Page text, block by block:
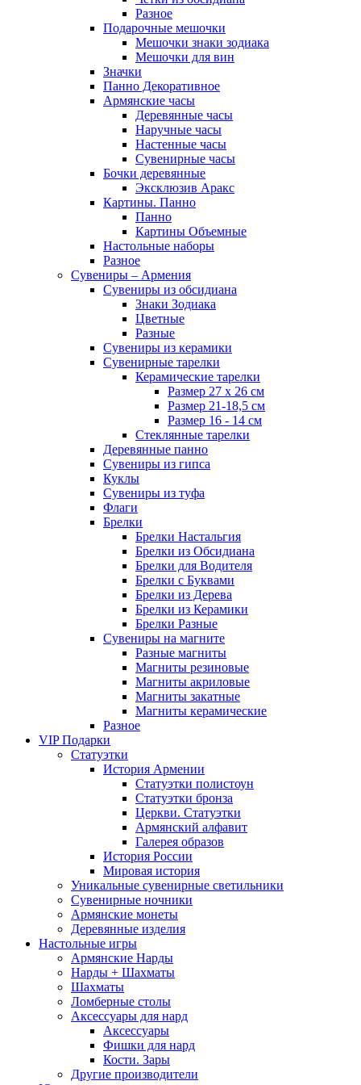
Разное
Подарочные мешочки
Мешочки знаки зодиака
Мешочки для вин
Значки
Панно Декоративное
Армянские часы
Деревянные часы
Наручные часы
Настенные часы
Сувенирные часы
Бочки деревянные
Эксклюзив Аракс
Картины. Панно
Панно
Картины Объемные
Настольные наборы
Разное
Сувениры – Армения
Сувениры из обсидиана
Знаки Зодиака
Цветные
Разные
Сувениры из керамики
Сувенирные тарелки
Керамические тарелки
Размер 27 х 26 см
Размер 21-18,5 см
Размер 16 - 14 см
Стеклянные тарелки
Деревянные панно
Сувениры из гипса
Куклы
Сувениры из туфа
Флаги
Брелки
Брелки Настальгия
Брелки из Обсидиана
Брелки для Водителя
Брелки с Буквами
Брелки из Дерева
Брелки из Керамики
Брелки Разные
Сувениры на магните
Разные магниты
Магниты резиновые
Магниты акриловые
Магниты закатные
Магниты керамические
Разное
VIP Подарки
Статуэтки
История Армении
Статуэтки полистоун
Статуэтки бронза
Церкви. Статуэтки
Армянский алфавит
Галерея образов
История России
Мировая история
Уникальные сувенирные светильники
Сувенирные ночники
Армянские монеты
Деревянные изделия
Настольные игры
Армянские Нарды
Нарды + Шахматы
Шахматы
Ломберные столы
Аксессуары для нард
Аксессуары
Фишки для нард
Кости. Зары
Другие производители